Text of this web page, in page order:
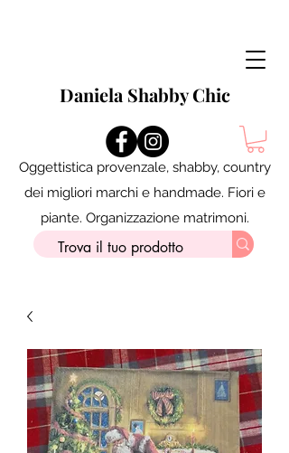
Daniela Shabby Chic
Oggettistica provenzale, shabby, country
dei migliori marchi e handmade. Fiori e
piante. Organizzazione matrimoni.